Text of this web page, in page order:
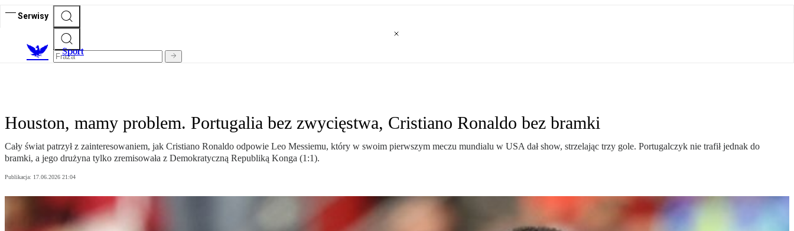
Serwisy
Sport
Houston, mamy problem. Portugalia bez zwycięstwa, Cristiano Ronaldo bez bramki
Cały świat patrzył z zainteresowaniem, jak Cristiano Ronaldo odpowie Leo Messiemu, który w swoim pierwszym meczu mundialu w USA dał show, strzelając trzy gole. Portugalczyk nie trafił jednak do
bramki, a jego drużyna tylko zremisowała z Demokratyczną Republiką Konga (1:1).
Publikacja: 17.06.2026 21:04